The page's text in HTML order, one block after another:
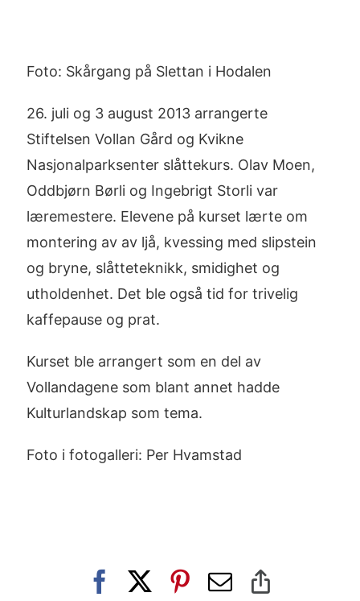
Foto: Skårgang på Slettan i Hodalen
26. juli og 3 august 2013 arrangerte
Stiftelsen Vollan Gård og Kvikne
Nasjonalparksenter slåttekurs. Olav Moen,
Oddbjørn Børli og Ingebrigt Storli var
læremestere. Elevene på kurset lærte om
montering av av ljå, kvessing med slipstein
og bryne, slåtteteknikk, smidighet og
utholdenhet. Det ble også tid for trivelig
kaffepause og prat.
Kurset ble arrangert som en del av
Vollandagene som blant annet hadde
Kulturlandskap som tema.
Foto i fotogalleri: Per Hvamstad
Facebook Pinterest
E-